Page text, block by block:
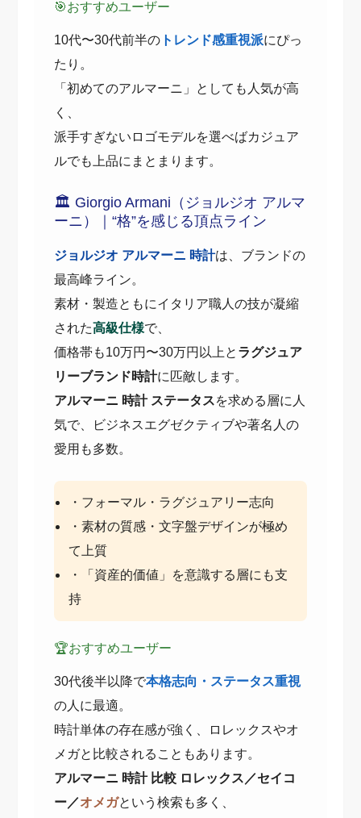
🎯おすすめユーザー
10代〜30代前半の トレンド感重視派にぴっ
たり。
「初めてのアルマーニ」としても人気が高
く、
派手すぎないロゴモデルを選べばカジュア
ルでも上品にまとまります。
🏛️ Giorgio Armani（ジョルジオ アルマ
ーニ）｜“格”を感じる頂点ライン
ジョルジオ アルマーニ 時計は、ブランドの
最高峰ライン。
素材・製造ともにイタリア職人の技が凝縮
された高級仕様で、
価格帯も10万円〜30万円以上と ラグジュア
リーブランド時計に匹敵します。
アルマーニ 時計 ステータスを求める層に人
気で、ビジネスエグゼクティブや著名人の
愛用も多数。
・フォーマル・ラグジュアリー志向
・素材の質感・文字盤デザインが極め
て上質
・「資産的価値」を意識する層にも支
持
🏆おすすめユーザー
30代後半以降で本格志向・ステータス重視
の人に最適。
時計単体の存在感が強く、ロレックスやオ
メガと比較されることもあります。
アルマーニ 時計 比較 ロレックス／セイコ
ー／オメガという検索も多く、